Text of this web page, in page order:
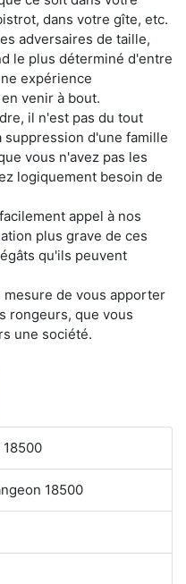
dans votre gîte, etc.
adversaires de taille,
le plus déterminé d'entre
expérience
venir à bout.
il n'est pas du tout
d'une famille
vous n'avez pas les
logiquement besoin de
appel à nos
plus grave de ces
qu'ils peuvent
mesure de vous apporter
rongeurs, que vous
une société.
18500